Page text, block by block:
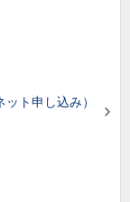
ト申し込み）